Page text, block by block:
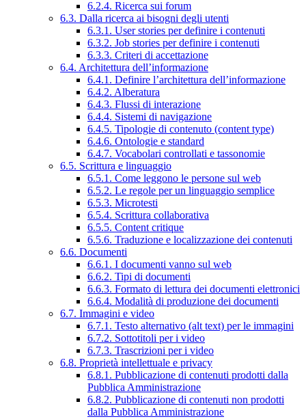
6.2.4. Ricerca sui forum
6.3. Dalla ricerca ai bisogni degli utenti
6.3.1. User stories per definire i contenuti
6.3.2. Job stories per definire i contenuti
6.3.3. Criteri di accettazione
6.4. Architettura dell’informazione
6.4.1. Definire l’architettura dell’informazione
6.4.2. Alberatura
6.4.3. Flussi di interazione
6.4.4. Sistemi di navigazione
6.4.5. Tipologie di contenuto (content type)
6.4.6. Ontologie e standard
6.4.7. Vocabolari controllati e tassonomie
6.5. Scrittura e linguaggio
6.5.1. Come leggono le persone sul web
6.5.2. Le regole per un linguaggio semplice
6.5.3. Microtesti
6.5.4. Scrittura collaborativa
6.5.5. Content critique
6.5.6. Traduzione e localizzazione dei contenuti
6.6. Documenti
6.6.1. I documenti vanno sul web
6.6.2. Tipi di documenti
6.6.3. Formato di lettura dei documenti elettronici
6.6.4. Modalità di produzione dei documenti
6.7. Immagini e video
6.7.1. Testo alternativo (alt text) per le immagini
6.7.2. Sottotitoli per i video
6.7.3. Trascrizioni per i video
6.8. Proprietà intellettuale e privacy
6.8.1. Pubblicazione di contenuti prodotti dalla
Pubblica Amministrazione
6.8.2. Pubblicazione di contenuti non prodotti
dalla Pubblica Amministrazione